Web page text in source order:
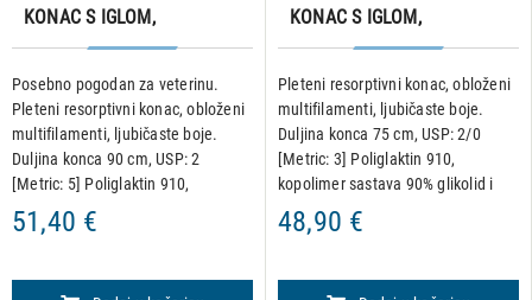
KONAC S IGLOM,
SURGICRYL 910, USP 2,
IGLA 1/2, okrugla - konusni
vrh, 48 mm/90 cm,
pakiranje od 12 komada
Posebno pogodan za veterinu.
Pleteni resorptivni konac, obloženi
multifilamenti, ljubičaste boje.
Duljina konca 90 cm, USP: 2
[Metric: 5] Poliglaktin 910,
kopolimer sastava 90% glikolid i
10% L-laktid. Igla: 1/2, okrugla igla
51,40 €
KONAC S IGLOM,
SURGICRYL 910, USP 2/0,
IGLA 3/8, REV CUT,
24mm/75cm, pakiranje od
12 komada
Pleteni resorptivni konac, obloženi
multifilamenti, ljubičaste boje.
Duljina konca 75 cm, USP: 2/0
[Metric: 3] Poliglaktin 910,
kopolimer sastava 90% glikolid i
10% L-laktid. Igla: 3/8, reverse
cutting, 24 mm • Hidrolitičko
48,90 €